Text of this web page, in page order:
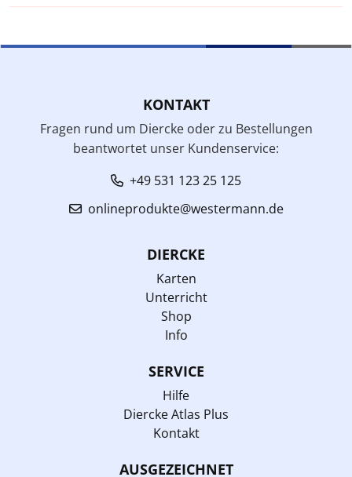
KONTAKT
Fragen rund um Diercke oder zu Bestellungen
beantwortet unser Kundenservice:
+49 531 123 25 125
onlineprodukte@westermann.de
DIERCKE
Karten
Unterricht
Shop
Info
SERVICE
Hilfe
Diercke Atlas Plus
Kontakt
AUSGEZEICHNET